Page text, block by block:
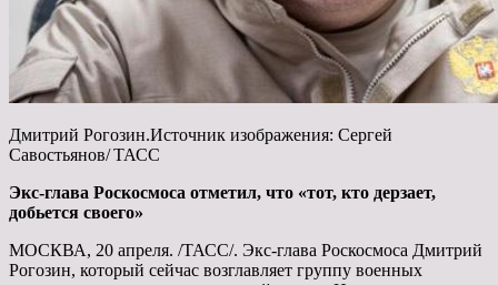
Дмитрий Рогозин.Источник изображения: Сергей
Савостьянов/ ТАСС
Экс-глава Роскосмоса отметил, что «тот, кто дерзает,
добьется своего»
МОСКВА, 20 апреля. /ТАСС/. Экс-глава Роскосмоса Дмитрий
Рогозин, который сейчас возглавляет группу военных